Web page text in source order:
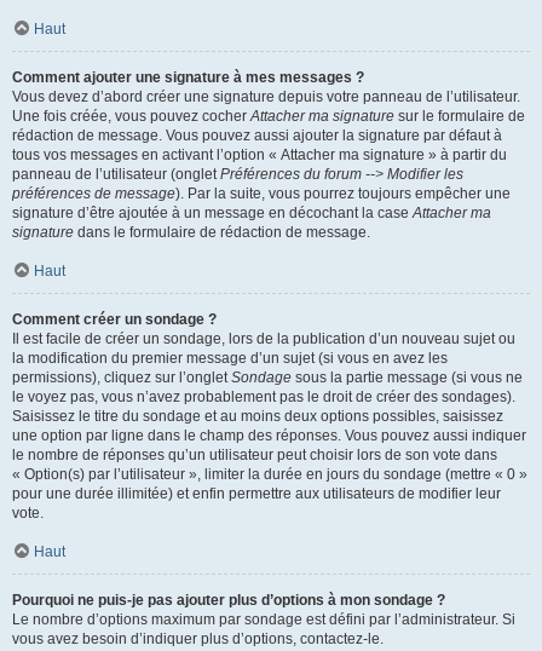
Haut
Comment ajouter une signature à mes messages ?
Vous devez d’abord créer une signature depuis votre panneau de l’utilisateur.
Une fois créée, vous pouvez cocherAttacher ma signature sur le formulaire de
rédaction de message. Vous pouvez aussi ajouter la signature par défaut à
tous vos messages en activant l’option « Attacher ma signature » à partir du
panneau de l’utilisateur (ongletPréférences du forum --> Modifier les
préférences de message). Par la suite, vous pourrez toujours empêcher une
signature d’être ajoutée à un message en décochant la caseAttacher ma
signature dans le formulaire de rédaction de message.
Haut
Comment créer un sondage ?
Il est facile de créer un sondage, lors de la publication d’un nouveau sujet ou
la modification du premier message d’un sujet (si vous en avez les
permissions), cliquez sur l’ongletSondage sous la partie message (si vous ne
le voyez pas, vous n’avez probablement pas le droit de créer des sondages).
Saisissez le titre du sondage et au moins deux options possibles, saisissez
une option par ligne dans le champ des réponses. Vous pouvez aussi indiquer
le nombre de réponses qu’un utilisateur peut choisir lors de son vote dans
« Option(s) par l’utilisateur », limiter la durée en jours du sondage (mettre « 0 »
pour une durée illimitée) et enfin permettre aux utilisateurs de modifier leur
vote.
Haut
Pourquoi ne puis-je pas ajouter plus d’options à mon sondage ?
Le nombre d’options maximum par sondage est défini par l’administrateur. Si
vous avez besoin d’indiquer plus d’options, contactez-le.